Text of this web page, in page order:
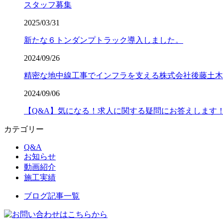
スタッフ募集
2025/03/31
新たな６トンダンプトラック導入しました。
2024/09/26
精密な地中線工事でインフラを支える株式会社後藤土木
2024/09/06
【Q&A】気になる！求人に関する疑問にお答えします！
カテゴリー
Q&A
お知らせ
動画紹介
施工実績
ブログ記事一覧